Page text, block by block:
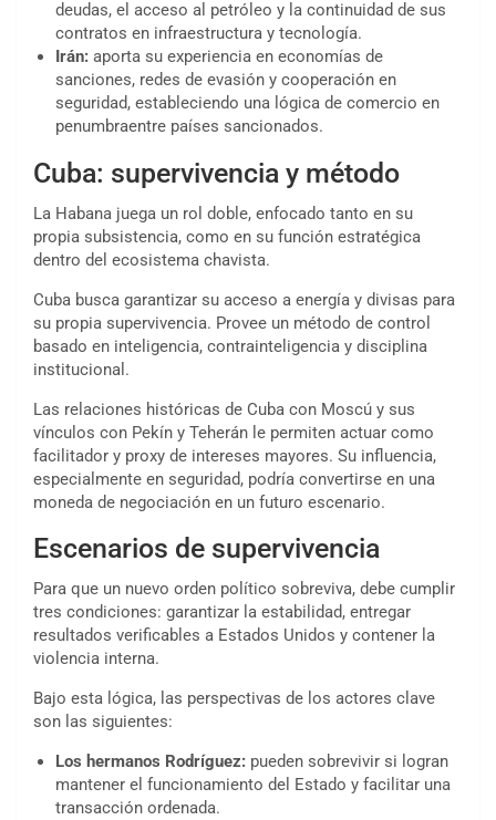
deudas, el acceso al petróleo y la continuidad de sus
contratos en infraestructura y tecnología.
Irán: aporta su experiencia en economías de
sanciones, redes de evasión y cooperación en
seguridad, estableciendo una lógica de comercio en
penumbraentre países sancionados.
Cuba: supervivencia y método
La Habana juega un rol doble, enfocado tanto en su
propia subsistencia, como en su función estratégica
dentro del ecosistema chavista.
Cuba busca garantizar su acceso a energía y divisas para
su propia supervivencia. Provee un método de control
basado en inteligencia, contrainteligencia y disciplina
institucional.
Las relaciones históricas de Cuba con Moscú y sus
vínculos con Pekín y Teherán le permiten actuar como
facilitador y proxy de intereses mayores. Su influencia,
especialmente en seguridad, podría convertirse en una
moneda de negociación en un futuro escenario.
Escenarios de supervivencia
Para que un nuevo orden político sobreviva, debe cumplir
tres condiciones: garantizar la estabilidad, entregar
resultados verificables a Estados Unidos y contener la
violencia interna.
Bajo esta lógica, las perspectivas de los actores clave
son las siguientes:
Los hermanos Rodríguez: pueden sobrevivir si logran
mantener el funcionamiento del Estado y facilitar una
transacción ordenada.